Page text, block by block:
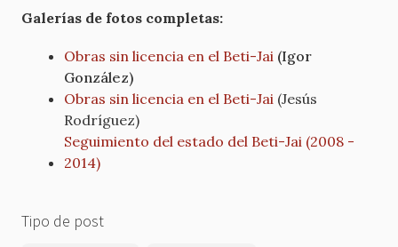
Galerías de fotos completas:
Obras sin licencia en el Beti-Jai (Igor
González)
Obras sin licencia en el Beti-Jai (Jesús
Rodríguez)
Seguimiento del estado del Beti-Jai (2008 -
2014)
Tipo de post